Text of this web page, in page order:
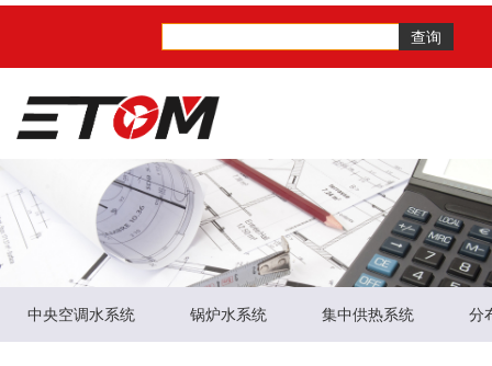
查询
中央空调水系统 锅炉水系统 集中供热系统 分